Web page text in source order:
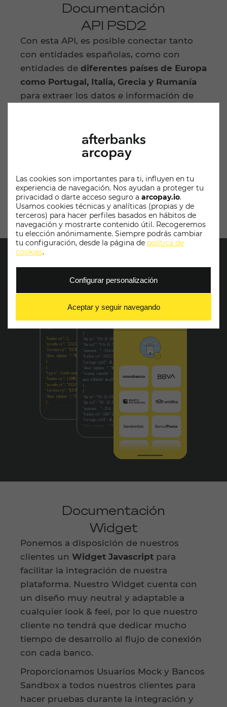
Documentación
API PSD2
Con esta API, es posible conectar tanto
con entidades españolas, como con
entidades de diferentes países de Europa
como Portugal, Italia, Grecia y Rumanía
para extraer los datos e información de
Sandbox a todos nuestros clientes para
hacer pruebas durante la integración y
usuario y posibles respuestas.
Documentación técnica
Documentación
Widget
Ponemos a disposición de nuestros
clientes un Widget Javascript para
facilitar la integración de nuestra
plataforma. Nuestro Widget cuenta con
un diseño muy neutral y adaptable a
cualquier look & feel, por lo que nuestro
cliente no tendrá que dedicar mucho
tiempo de desarrollo al flujo de conexión
con cada banco.
Proporcionamos Usuarios Mock y Bancos
Sandbox a todos nuestros clientes para
hacer pruebas durante la integración y
Las cookies son importantes para ti, influyen en tu
experiencia de navegación. Nos ayudan a proteger tu
privacidad o darte acceso seguro a arcopay.io.
Usamos cookies técnicas y analíticas (propias y de
terceros) para hacer perfiles basados en hábitos de
navegación y mostrarte contenido útil. Recogeremos
tu elección anónimamente. Siempre podrás cambiar
tu configuración, desde la página de política de
cookies.
Configurar personalización
Aceptar y seguir navegando